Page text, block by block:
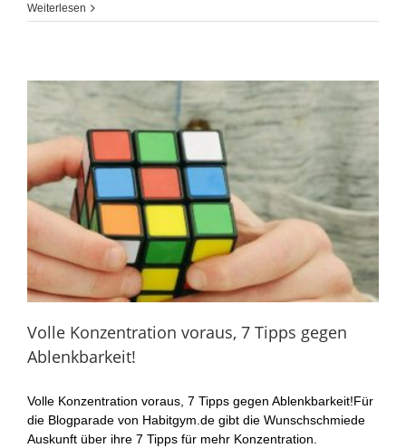
Weiterlesen
Volle Konzentration voraus, 7 Tipps gegen
Ablenkbarkeit!
Volle Konzentration voraus, 7 Tipps gegen Ablenkbarkeit!Für
die Blogparade von Habitgym.de gibt die Wunschschmiede
Auskunft über ihre 7 Tipps für mehr Konzentration.